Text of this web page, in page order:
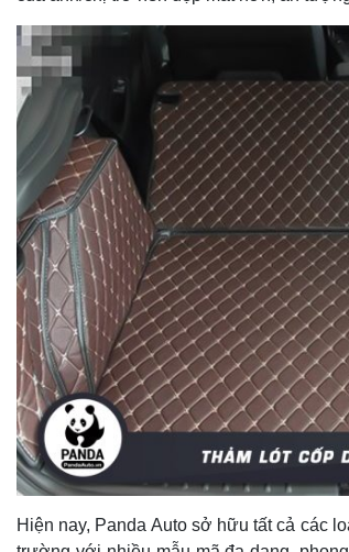
Hiện nay, Panda Auto sở hữu tất cả các